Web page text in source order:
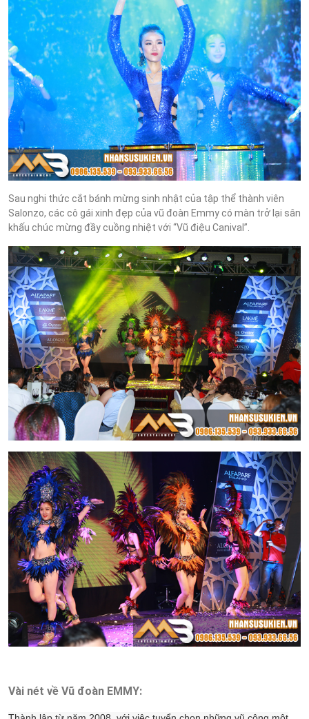
Sau nghi thức cắt bánh mừng sinh nhật của tập thể thành viên
Salonzo, các cô gái xinh đẹp của vũ đoàn Emmy có màn trở lại sân
khấu chúc mừng đầy cuồng nhiệt với “Vũ điệu Canival”.
Vài nét về Vũ đoàn EMMY: